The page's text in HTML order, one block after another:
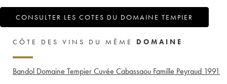
CONSULTER LES COTES DU DOMAINE TEMPIER
CÔTE DES VINS DU MÊME DOMAINE
Bandol Domaine Tempier Cuvée Cabassaou Famille Peyraud 1991